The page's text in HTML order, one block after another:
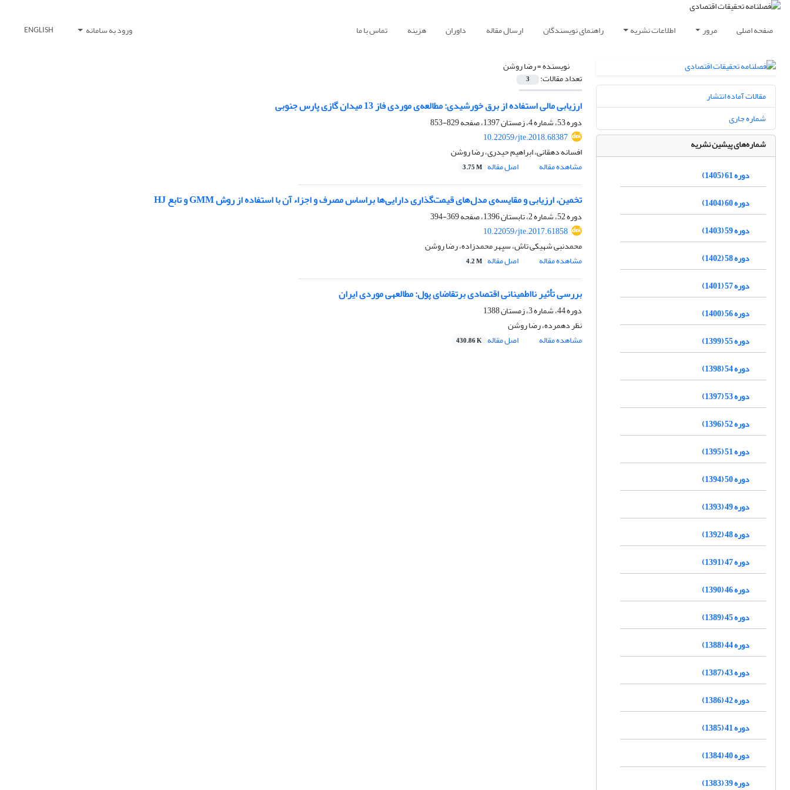
صفحه اصلی مرور اطلاعات نشریه راهنمای نویسندگان ارسال مقاله داوران هزینه تماس با ما ورود به سامانه ENGLISH
نویسنده =رضا روشن
تعداد مقالات: 3
ارزیابی مالی استفاده از برق خورشیدی: مطالعه‌ی موردی فاز 13 میدان گازی پارس جنوبی
دوره 53، شماره 4، زمستان 1397، صفحه
829-853
10.22059/jte.2018.68387
افسانه دهقانی، ابراهیم حیدری، رضا روشن
مشاهده مقاله
اصل مقاله 3.75 M
تخمین، ارزیابی و مقایسه‌ی مدل‌های قیمت‌گذاری دارایی‌ها براساس مصرف و اجزاء آن با استفاده از روش GMM و تابع HJ
دوره 52، شماره 2، تابستان 1396، صفحه
369-394
10.22059/jte.2017.61858
محمدنبی شهیکی تاش، سپهر محمدزاده، رضا روشن
مشاهده مقاله
اصل مقاله 4.2 M
بررسی تأثیر نااطمینانی اقتصادی برتقاضای پول: مطالعه‎ی موردی ایران
دوره 44، شماره 3، زمستان 1388
نظر دهمرده، رضا روشن
مشاهده مقاله
اصل مقاله 430.86 K
مقالات آماده انتشار
شماره جاری
شماره‌های پیشین نشریه
دوره 61 (1405)
دوره 60 (1404)
دوره 59 (1403)
دوره 58 (1402)
دوره 57 (1401)
دوره 56 (1400)
دوره 55 (1399)
دوره 54 (1398)
دوره 53 (1397)
دوره 52 (1396)
دوره 51 (1395)
دوره 50 (1394)
دوره 49 (1393)
دوره 48 (1392)
دوره 47 (1391)
دوره 46 (1390)
دوره 45 (1389)
دوره 44 (1388)
دوره 43 (1387)
دوره 42 (1386)
دوره 41 (1385)
دوره 40 (1384)
دوره 39 (1383)